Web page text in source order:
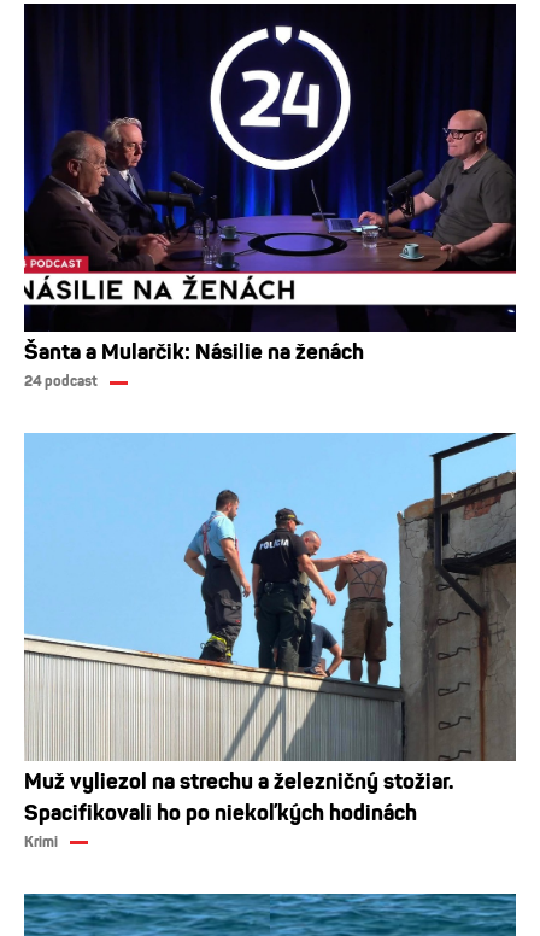
Šanta a Mularčik: Násilie na ženách
24 podcast
Muž vyliezol na strechu a železničný stožiar.
Spacifikovali ho po niekoľkých hodinách
Krimi